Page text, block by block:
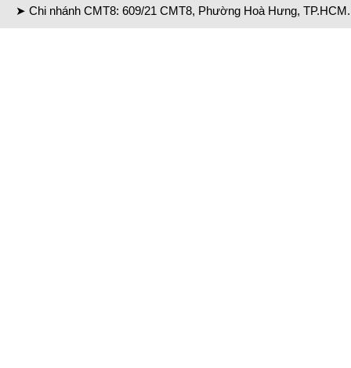
➤ Chi nhánh CMT8: 609/21 CMT8, Phường Hoà Hưng,